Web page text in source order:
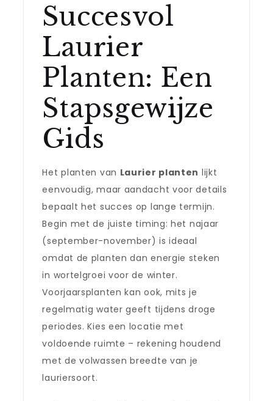
Succesvol
Laurier
Planten: Een
Stapsgewijze
Gids
Het planten van Laurier planten lijkt
eenvoudig, maar aandacht voor details
bepaalt het succes op lange termijn.
Begin met de juiste timing: het najaar
(september-november) is ideaal
omdat de planten dan energie steken
in wortelgroei voor de winter.
Voorjaarsplanten kan ook, mits je
regelmatig water geeft tijdens droge
periodes. Kies een locatie met
voldoende ruimte – rekening houdend
met de volwassen breedte van je
lauriersoort.